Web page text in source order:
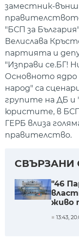
заместник-
"БСП за
Велислава
партията и
"Изправи се.БГ!
Основното ядро
народ" са
групите на ДБ и
юристите, в
ГЕРБ влиза
правителство.
СВЪРЗАНИ
"46
живо
13:43,